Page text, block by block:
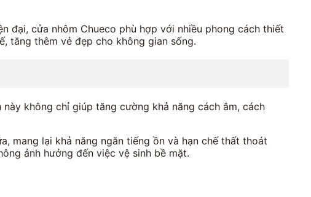
đại, cửa nhôm Chueco phù hợp với nhiều phong cách thiết
tăng thêm vẻ đẹp cho không gian sống.
không chỉ giúp tăng cường khả năng cách âm, cách
mang lại khả năng ngăn tiếng ồn và hạn chế thất thoát
ảnh hưởng đến việc vệ sinh bề mặt.